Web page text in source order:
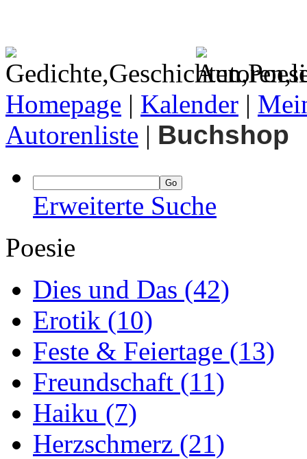
Homepage | Kalender |
Autorenliste | Buchshop
Erweiterte Suche
Poesie
Dies und Das (42)
Erotik (10)
Feste & Feiertage (13)
Freundschaft (11)
Haiku (7)
Herzschmerz (21)